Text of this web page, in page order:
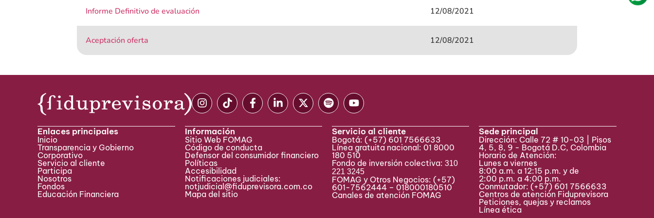
Informe Definitivo de evaluación 12/08/2021
Aceptación oferta 12/08/2021
Enlaces principales
Inicio
Transparencia y Gobierno
Corporativo
Servicio al cliente
Participa ​
Nosotros
Fondos
Educación Financiera
Información
Sitio Web FOMAG
Código de conducta
Defensor del consumidor financiero
Políticas
Accesibilidad
Notificaciones judiciales:
notjudicial@fiduprevisora.com.co
Mapa del sitio
Servicio al cliente
Bogotá: (+57) 601 7566633
Línea gratuita nacional: 01 8000
180 510
Fondo de inversión colectiva: 310
221 3245
FOMAG y Otros Negocios: (+57)
601-7562444 – 018000180510
Canales de atención FOMAG
Sede principal
Dirección: Calle 72 # 10-03 | Pisos
4, 5, 8, 9 - Bogotá D.C, Colombia
Horario de Atención:
Lunes a viernes
8:00 a.m. a 12:15 p.m. y de
2:00 p.m. a 4:00 p.m.
Conmutador: (+57) 601 7566633
Centros de atención Fiduprevisora
Peticiones, quejas y reclamos
Línea ética